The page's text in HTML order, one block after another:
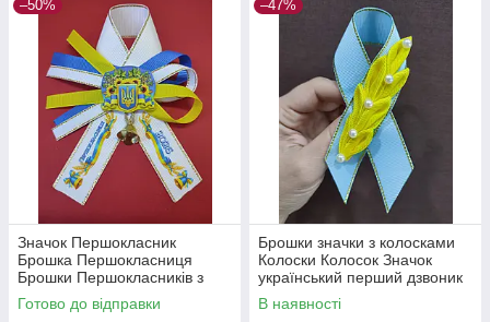
–50%
Значок Першокласник
Брошка Першокласниця
Брошки Першокласників з
дзвіночком
Готово до відправки
–47%
Брошки значки з колосками
Колоски Колосок Значок
український перший дзвоник
перший клас для
першокласників
В наявності